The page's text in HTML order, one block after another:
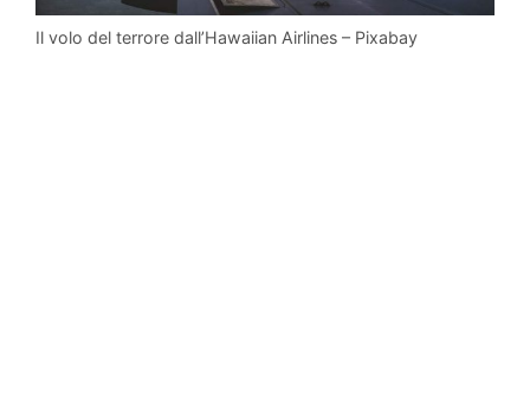
Il volo del terrore dall’Hawaiian Airlines – Pixabay